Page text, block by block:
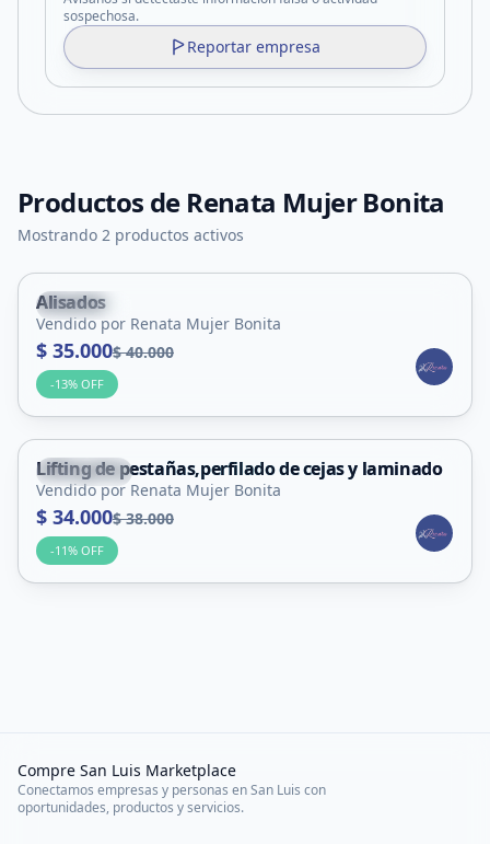
sospechosa.
Reportar empresa
Productos de Renata Mujer Bonita
Mostrando 2 productos activos
Tilisarao
Alisados
Vendido por Renata Mujer Bonita
$ 35.000$ 40.000
-13% OFF
Tilisarao
Servicio
Lifting de pestañas,perfilado de cejas y laminado
Vendido por Renata Mujer Bonita
$ 34.000$ 38.000
-11% OFF
Compre San Luis Marketplace
Conectamos empresas y personas en San Luis con
oportunidades, productos y servicios.